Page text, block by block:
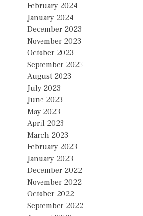
February 2024
January 2024
December 2023
November 2023
October 2023
September 2023
August 2023
July 2023
June 2023
May 2023
April 2023
March 2023
February 2023
January 2023
December 2022
November 2022
October 2022
September 2022